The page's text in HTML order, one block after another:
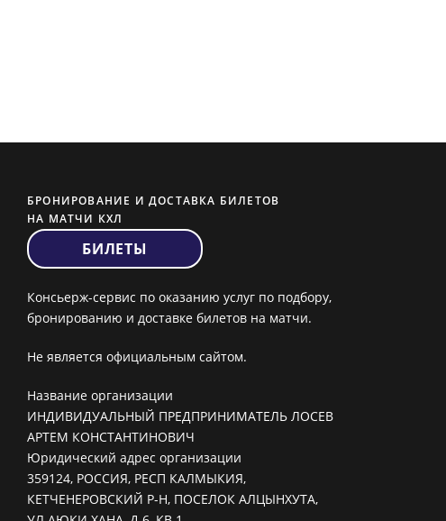
БРОНИРОВАНИЕ И ДОСТАВКА БИЛЕТОВ
НА МАТЧИ КХЛ
БИЛЕТЫ
Консьерж-сервис по оказанию услуг по подбору,
бронированию и доставке билетов на матчи.
Не является официальным сайтом.
Название организации
ИНДИВИДУАЛЬНЫЙ ПРЕДПРИНИМАТЕЛЬ ЛОСЕВ
АРТЕМ КОНСТАНТИНОВИЧ
Юридический адрес организации
359124, РОССИЯ, РЕСП КАЛМЫКИЯ,
КЕТЧЕНЕРОВСКИЙ Р-Н, ПОСЕЛОК АЛЦЫНХУТА,